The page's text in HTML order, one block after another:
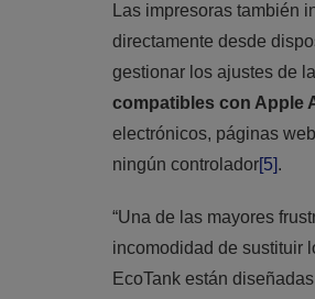
Las impresoras también
directamente desde
gestionar los ajustes de
compatibles con Apple
electrónicos, páginas
ningún controlador[5].
“Una de las mayores
incomodidad de sustituir
EcoTank están